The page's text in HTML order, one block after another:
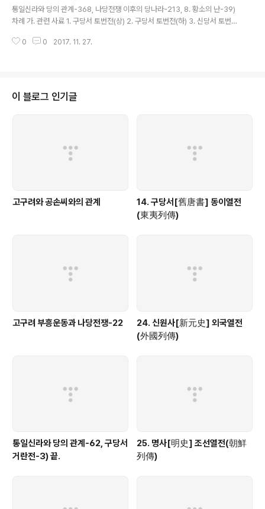
통일신라와 당의 관계-368, 나당전쟁 이후의 당나라-213, 8. 황소의 난-39)
차례 가. 관련 사료 1. 구당서 토번전(상) 2. 구당서 토번전(하) 3. 신당서 토번전
구당서 거란전 9. 신당서 거란전 10. 구당서 발해전 11. 신당서..
0 0 2017. 11. 27.
이 블로그 인기글
고구려와 공손씨와의 관계
14. 구당서[舊唐書] 동이열전
(東夷列傳)
고구려 부흥운동과 나당전쟁-22
24. 신원사[新元史] 외국열전
(外國列傳)
통일신라와 당의 관계-62, 구당서
거란전-3) 끝.
25. 명사[明史] 조선열전(朝鮮
列傳)